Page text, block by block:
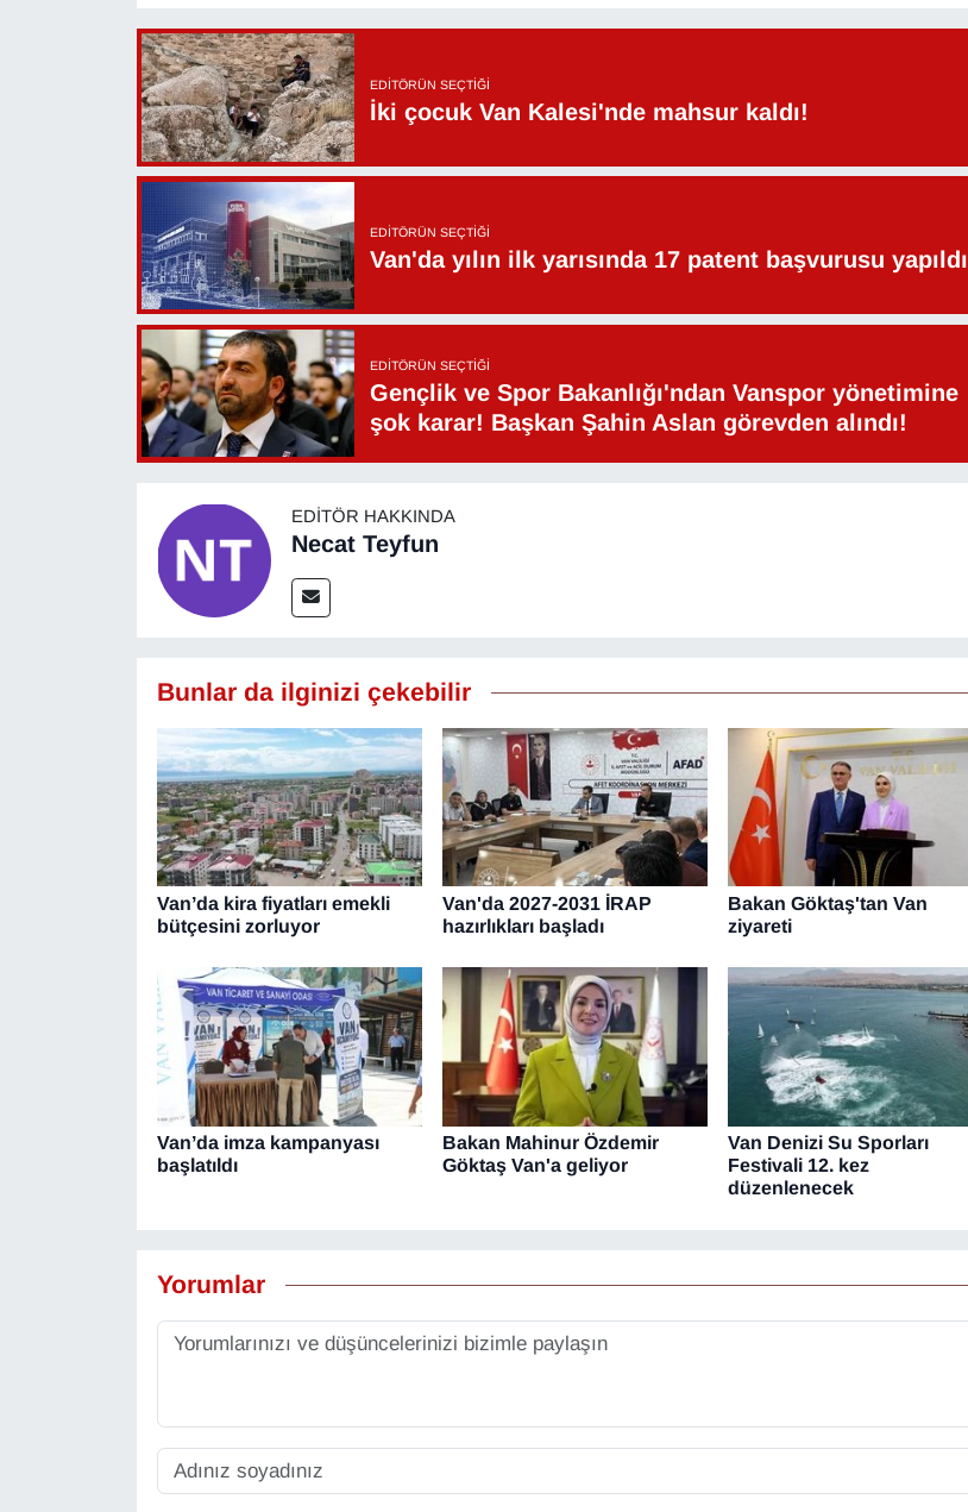
EDITÖRÜN SEÇTIĞI
İki çocuk Van Kalesi'nde mahsur kaldı!
EDITÖRÜN SEÇTIĞI
Van'da yılın ilk yarısında 17 patent başvurusu yapıldı
EDITÖRÜN SEÇTIĞI
Gençlik ve Spor Bakanlığı'ndan Vanspor yönetimine
şok karar! Başkan Şahin Aslan görevden alındı!
EDITÖR HAKKINDA
Necat Teyfun
Bunlar da ilginizi çekebilir
Van’da kira fiyatları emekli
bütçesini zorluyor
Van'da 2027-2031 İRAP
hazırlıkları başladı
Bakan Göktaş'tan Van
ziyareti
Van’da imza kampanyası
başlatıldı
Bakan Mahinur Özdemir
Göktaş Van'a geliyor
Van Denizi Su Sporları
Festivali 12. kez
düzenlenecek
Yorumlar
TEBRİK
TEKNOLOJİ
VAN'DA SPOR